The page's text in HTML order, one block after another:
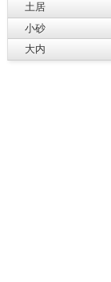
土居
小砂
大内